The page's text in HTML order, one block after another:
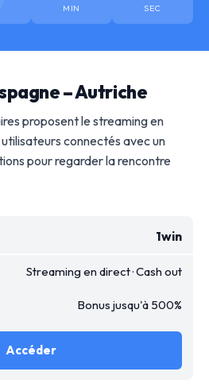
MIN SEC
– Autriche
proposent le streaming en
connectés avec un
pour regarder la rencontre
1win
Streaming en direct · Cash out
Bonus jusqu'à 500%
Accéder